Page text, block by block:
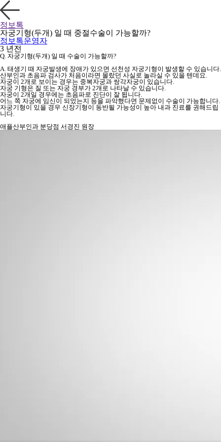
정보톡
자궁기형(두개) 일 때 중절수술이 가능할까?
정보톡운영자
3 년전
Q. 자궁기형(두개) 일 때 수술이 가능할까?
A. 태생기 때 자궁발생에 장애가 있으면 선천성 자궁기형이 발생할 수 있습니다.
산부인과 초음파 검사가 처음이라면 몰랐던 사실로 놀라실 수 있을 텐데요.
자궁이 2개로 보이는 경우는 중복자궁과 쌍각자궁이 있습니다.
자궁 기형은 질 또는 자궁 경부가 2개로 나타날 수 있습니다.
자궁이 2개일 경우에는 초음파로 진단이 잘 됩니다.
어느 쪽 자궁에 임신이 되었는지 등을 파악했다면 문제없이 수술이 가능합니다.
자궁기형이 있을 경우 신장기형이 동반될 가능성이 높아 내과 진료를 권해드립
니다.
애플산부인과 분당점 서경진 원장